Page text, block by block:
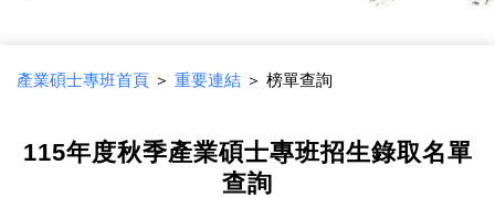
產業碩士專班首頁＞ 重要連結＞ 榜單查詢
115年度秋季產業碩士專班招生錄取名單
查詢